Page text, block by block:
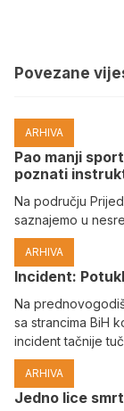
Povezane
ARHIVA
Pao manji
poznati
Na području
saznajemo u
ARHIVA
Incident:
Na
sa strancima BiH
incident tačnije
ARHIVA
Јedno lice